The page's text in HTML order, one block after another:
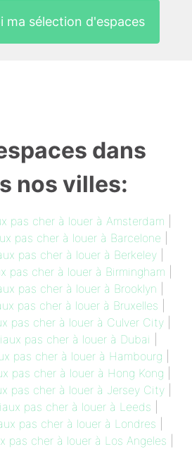
ma sélection d'espaces
dans
nos villes:
pas cher à louer à Amsterdam
pas cher à louer à Barcelone
pas cher à louer à Berkeley
pas cher à louer à Birmingham
pas cher à louer à Brooklyn
pas cher à louer à Bruxelles
pas cher à louer à Culver City
pas cher à louer à Dubai
pas cher à louer à Hambourg
pas cher à louer à Hong Kong
pas cher à louer à Jersey City|
pas cher à louer à Leeds
pas cher à louer à Londres
pas cher à louer à Los Angeles